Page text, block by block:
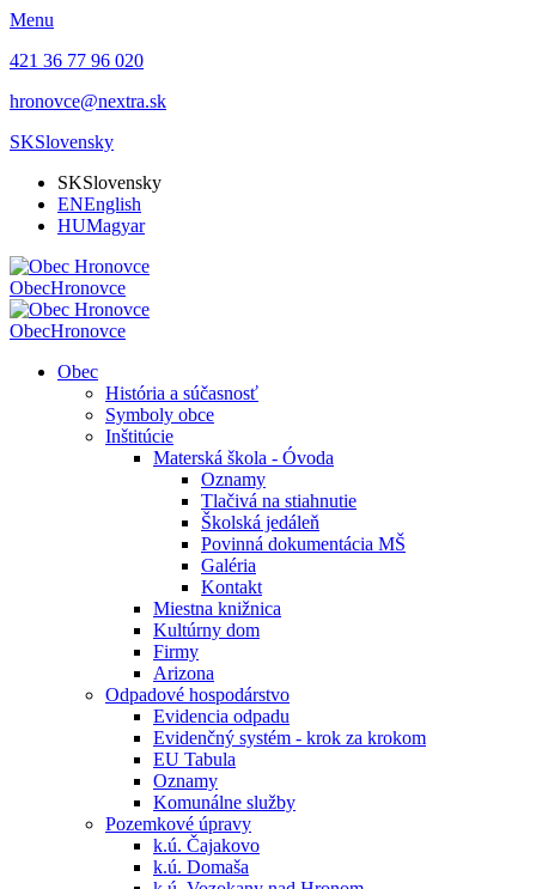
Menu
421 36 77 96 020
hronovce@nextra.sk
SKSlovensky
SKSlovensky
ENEnglish
HUMagyar
ObecHronovce
ObecHronovce
Obec
História a súčasnosť
Symboly obce
Inštitúcie
Materská škola - Óvoda
Oznamy
Tlačivá na stiahnutie
Školská jedáleň
Povinná dokumentácia MŠ
Galéria
Kontakt
Miestna knižnica
Kultúrny dom
Firmy
Arizona
Odpadové hospodárstvo
Evidencia odpadu
Evidenčný systém - krok za krokom
EU Tabula
Oznamy
Komunálne služby
Pozemkové úpravy
k.ú. Čajakovo
k.ú. Domaša